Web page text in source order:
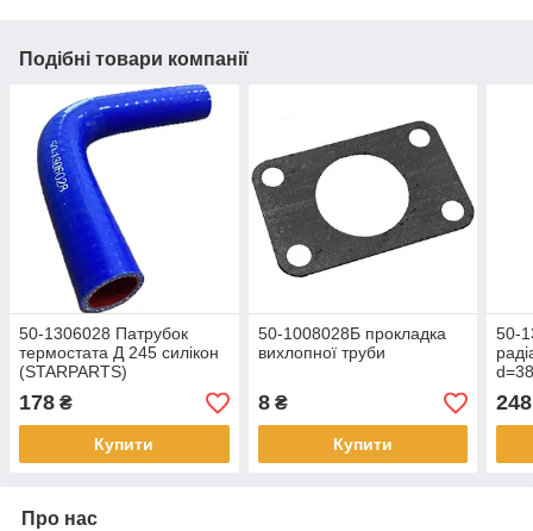
Подібні товари компанії
50-1306028 Патрубок
термостата Д 245 силікон
(STARPARTS)
178 ₴
Купити
50-1008028Б прокладка
вихлопної труби
8₴
Купити
50-
248
Про нас